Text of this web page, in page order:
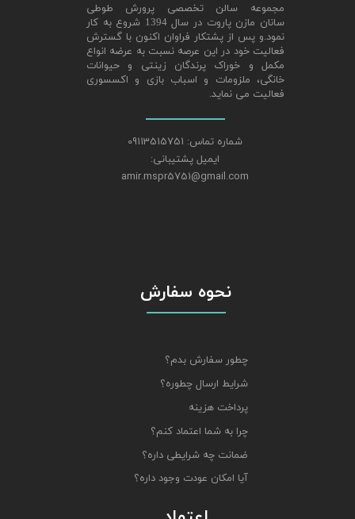
مجموعه سالن تخصصی پرورش طوطی
سانان مازن پاروت در سال 1394 شروع به کار
نمود.و پس از پشتکار فراوان اکنون با گسترش
فعالیت خود در این عرصه نسبت به عرضه انواع
مکمل و خوراک پرندگان زینتی و حیوانات
خانگی، ملزومات و اسباب بازی و اکسسوری
فعالیت می نماید.
شماره تماس: 09113515751
ایمیل پشتیبانی:
amir.mspr5751@gmail.com
نحوه سفارش
چطور سفارش بدم؟
شرایط ارسال چطوره؟
پرداخت هزینه
چرا به شما اعتماد کنم؟
ضمانت چه شرایطی داره؟
آیا امکان عودت وجود داره؟